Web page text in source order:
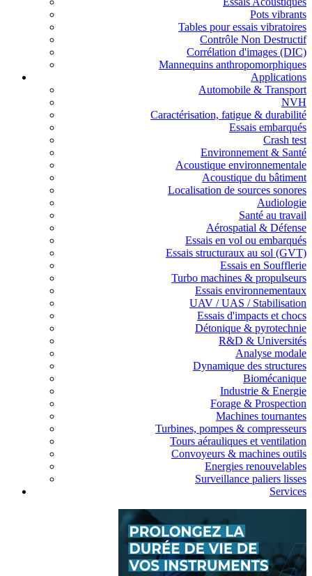
Pots vibrants
Tables pour essais vibratoires
Contrôle Non Destructif
Corrélation d'images (DIC)
Mannequins anthropomorphiques
Applications
Automobile & Transport
NVH
Caractérisation, fatigue & durabilité
Essais embarqués
Crash test
Environnement & Santé
Acoustique environnementale
Acoustique du bâtiment
Localisation de sources sonores
Audiologie
Santé au travail
Aérospatial & Défense
Essais en vol ou embarqués
Essais structuraux au sol (GVT)
Essais en Soufflerie
Turbo machines & propulseurs
Essais environnementaux
UAV / UAS / Stabilisation
Essais d'impacts et chocs
Détonique & pyrotechnie
R&D & Universités
Analyse modale
Dynamique des structures
Biomécanique
Industrie & Energie
Forage & Prospection
Machines tournantes
Turbines, pompes & compresseurs
Tours aérauliques et ventilation
Convoyeurs & machines outils
Energies renouvelables
Surveillance paliers lisses
Services